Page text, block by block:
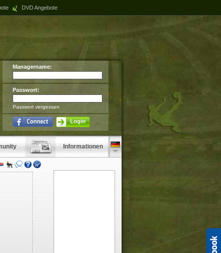
DVD Angebote
Managername:
Passwort:
Passwort vergessen
Login
Informationen